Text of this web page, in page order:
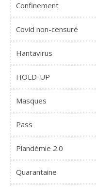
Confinement
Covid non-censuré
Hantavirus
HOLD-UP
Masques
Pass
Plandémie 2.0
Quarantaine